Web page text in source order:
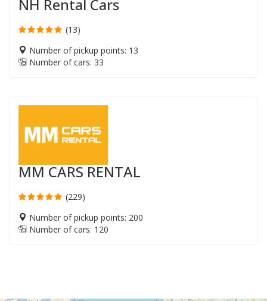
NH Rental Cars
(13)
Number of pickup points: 13
Number of cars: 33
MM CARS RENTAL
(229)
Number of pickup points: 200
Number of cars: 120